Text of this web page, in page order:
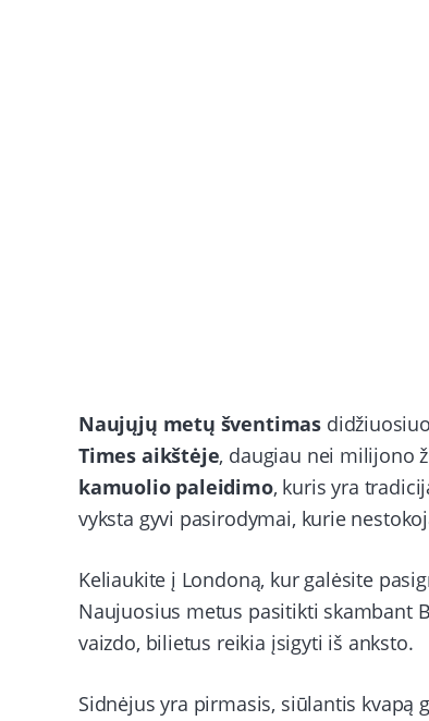
Naujųjų metų šventimas
Times aikštėje, daugiau nei milijono
kamuolio paleidimo, kuris yra
vyksta gyvi pasirodymai, kurie
Keliaukite į Londoną, kur galėsite
Naujuosius metus pasitikti skambant
vaizdo, bilietus reikia įsigyti iš anksto.
Sidnėjus yra pirmasis, siūlantis kvapą